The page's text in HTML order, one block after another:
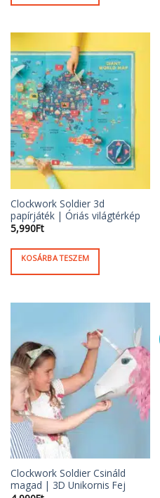
Clockwork Soldier 3d
papírjáték | Óriás világtérkép
5,990Ft
KOSÁRBA TESZEM
Clockwork Soldier Csináld
magad | 3D Unikornis Fej